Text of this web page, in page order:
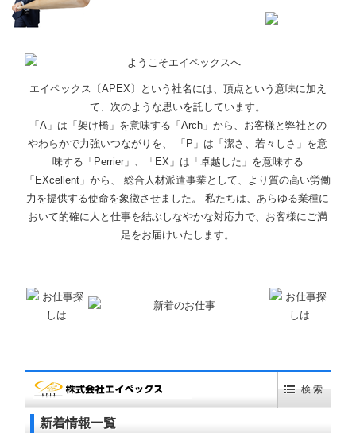
エイペックス〔APEX〕という社名には、頂点という意味に加え
て、次のような思いを託しています。
「A」は「架け橋」を意味する「Arch」から、お客様と弊社との
やわらかで力強いつながりを、 「P」は「潔さ、若々しさ」を意
味する「Perrier」、「EX」は「卓越した」を意味する
「EXcellent」から、 総合人材派遣事業として、より質の高い労働
力を提供する使命を象徴させました。 私たちは、あらゆる業種に
おいて的確に人と仕事を結ぶしなやかな対応力で、お客様にご満
足をお届けいたします。